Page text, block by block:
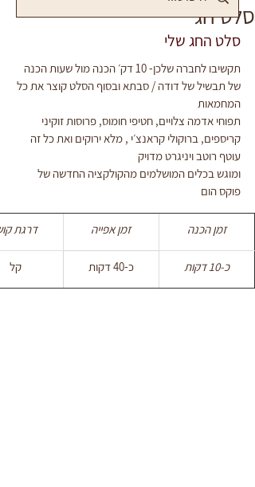
סלט חג
סלט החג שלי
תקשיבו לחברה שלכן- 10 דק׳ הכנה מול שעות הכנה
של תבשיל של דודה / סבתא ובסוף הסלט קוצר את כל
המחמאות
תפוחי אדמה צלויים, חטיפי חומוס, פרוסות זוקיני
קריספים, ברוקולי קראנצ׳י , מלא ירוקים ואת כל זה
עוטף רוטב ויניגרט מדויק
ומוגש בכלים המושלמים מהקולקציה החדשה של
פוקס הום
זמן הכנה זמן אפייה דרגת
כ-10 דקות כ-40 דקות קל